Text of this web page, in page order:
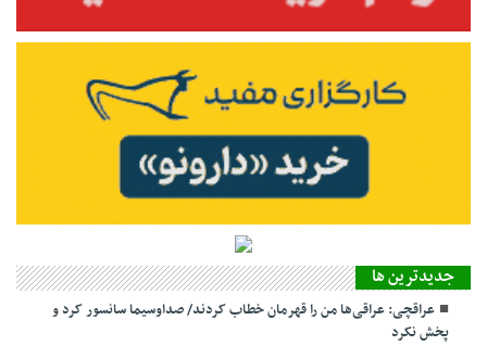
جديدترين ها
عراقچی: عراقی‌ها من را قهرمان خطاب کردند/ صداوسیما سانسور کرد و
پخش نکرد